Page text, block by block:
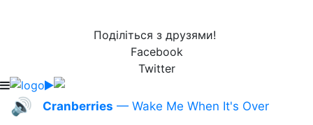
Поділіться з друзями!
Facebook
Twitter
🔊 Cranberries — Wake Me When It's Over